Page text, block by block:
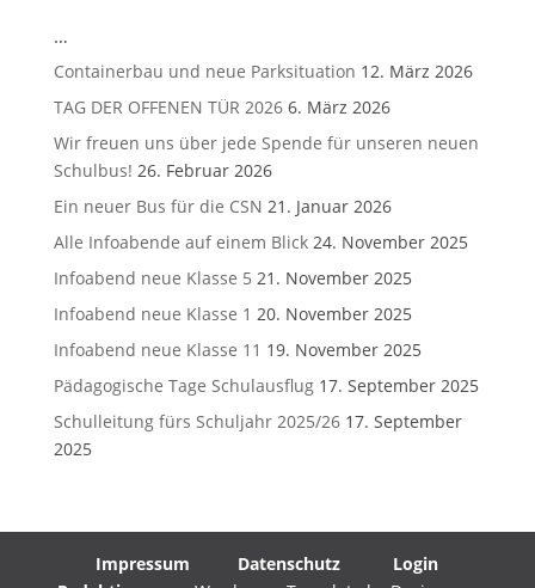
…
Containerbau und neue Parksituation 12. März 2026
TAG DER OFFENEN TÜR 2026 6. März 2026
Wir freuen uns über jede Spende für unseren neuen
Schulbus! 26. Februar 2026
Ein neuer Bus für die CSN 21. Januar 2026
Alle Infoabende auf einem Blick 24. November 2025
Infoabend neue Klasse 5 21. November 2025
Infoabend neue Klasse 1 20. November 2025
Infoabend neue Klasse 11 19. November 2025
Pädagogische Tage Schulausflug 17. September 2025
Schulleitung fürs Schuljahr 2025/26 17. September
2025
Impressum Datenschutz
Login